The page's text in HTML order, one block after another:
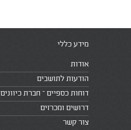
מידע כללי
אודות
הודעות לתושבים
דוחות כספיים – חברת כיוונים
דרושים ומכרזים
צור קשר